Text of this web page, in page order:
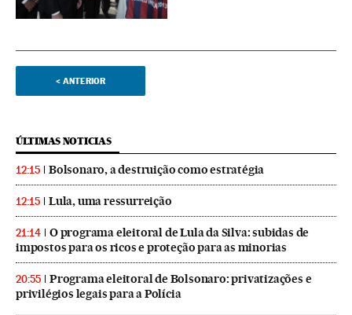
< ANTERIOR
ÚLTIMAS NOTICIAS
12:15 Bolsonaro, a destruição como estratégia
12:15 Lula, uma ressurreição
21:14
O programa eleitoral de Lula da Silva: subidas de
impostos para os ricos e proteção para as minorias
20:55
Programa eleitoral de Bolsonaro: privatizações e
privilégios legais para a Polícia